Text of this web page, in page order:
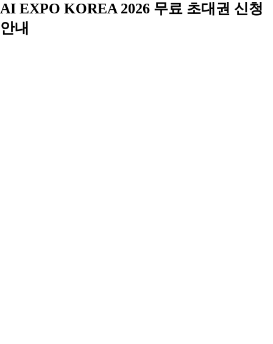
AI EXPO KOREA 2026 무료 초대권 신청
안내